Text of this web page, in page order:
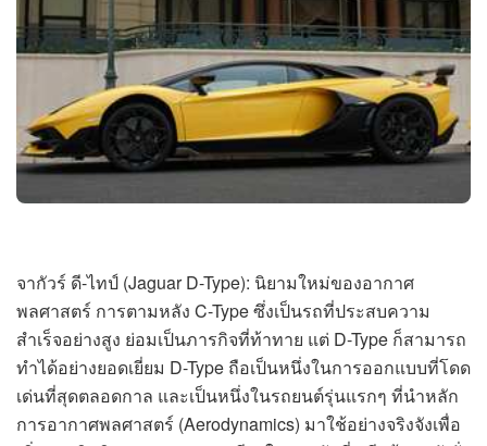
จากัวร์ ดี-ไทป์ (Jaguar D-Type): นิยามใหม่ของอากาศ
พลศาสตร์ การตามหลัง C-Type ซึ่งเป็นรถที่ประสบความ
สำเร็จอย่างสูง ย่อมเป็นภารกิจที่ท้าทาย แต่ D-Type ก็สามารถ
ทำได้อย่างยอดเยี่ยม D-Type ถือเป็นหนึ่งในการออกแบบที่โดด
เด่นที่สุดตลอดกาล และเป็นหนึ่งในรถยนต์รุ่นแรกๆ ที่นำหลัก
การอากาศพลศาสตร์ (Aerodynamics) มาใช้อย่างจริงจังเพื่อ